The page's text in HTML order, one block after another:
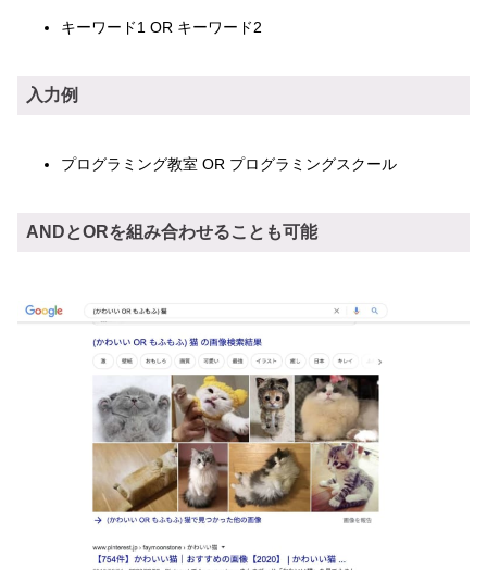
キーワード1 OR キーワード2
入力例
プログラミング教室 OR プログラミングスクール
ANDとORを組み合わせることも可能